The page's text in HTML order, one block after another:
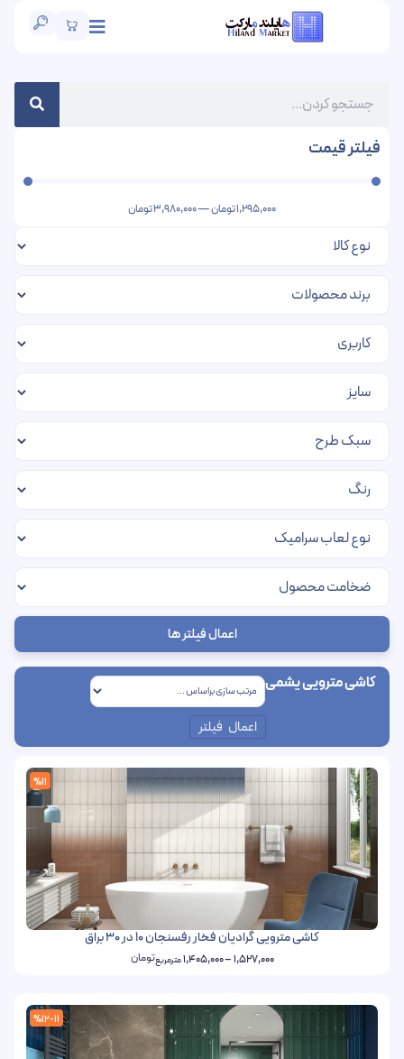
فیلتر قیمت
1,295,000تومان—
3,980,000تومان
اعمال فیلتر ها
کاشی مترویی یشمی
اعمال فیلتر
%11
کاشی مترویی گرادیان فخار رفسنجان 10 در 30 براق
1,527,000
–
1,405,000مترمربعتومان
%12-11